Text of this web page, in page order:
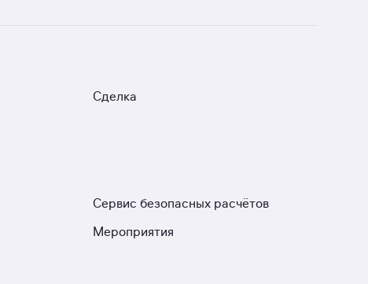
Сделка
Сервис безопасных расчётов
Мероприятия